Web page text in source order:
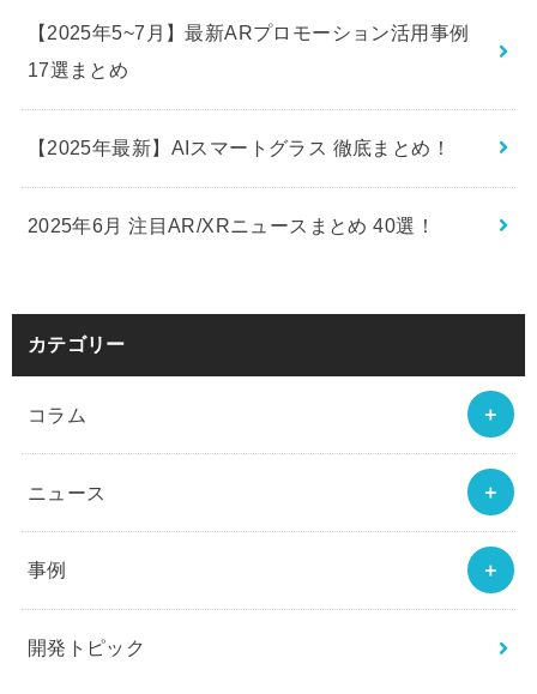
【2025年5~7月】最新ARプロモーション活用事例
17選まとめ
【2025年最新】AIスマートグラス 徹底まとめ！
2025年6月 注目AR/XRニュースまとめ 40選！
カテゴリー
コラム
ニュース
事例
開発トピック